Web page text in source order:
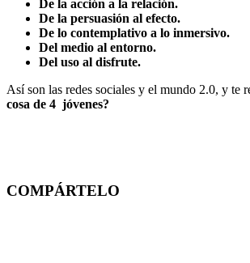
De la acción a la relación.
De la persuasión al efecto.
De lo contemplativo a lo inmersivo.
Del medio al entorno.
Del uso al disfrute.
Así son las redes sociales y el mundo 2.0, y te
cosa de 4 jóvenes?
COMPÁRTELO